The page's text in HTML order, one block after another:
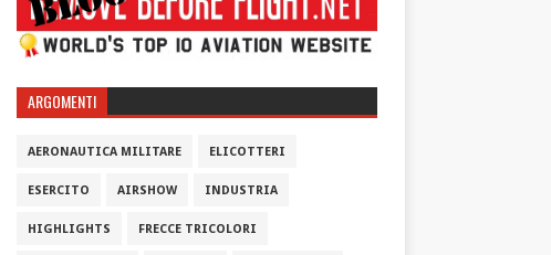
ARGOMENTI
AERONAUTICA MILITARE ELICOTTERI
ESERCITO AIRSHOW INDUSTRIA
HIGHLIGHTS FRECCE TRICOLORI